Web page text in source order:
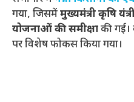
गया, जिसमेंमुख्यमंत्री कृषि
योजनाओं की समीक्षाकी
पर विशेष फोकस किया गया।